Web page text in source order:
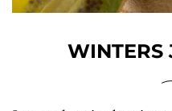
WINTERS